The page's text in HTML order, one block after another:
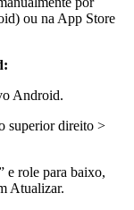
ou na App Store
Android.
superior direito >
e role para baixo,
Atualizar.